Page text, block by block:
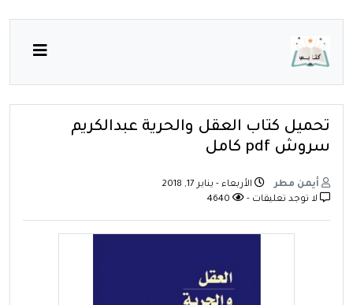
تحميل كتاب العقل والحرية عبدالكريم
سروش pdf كامل
أيمن مطر
الأربعاء - يناير 17, 2018
لا توجد تعليقات -